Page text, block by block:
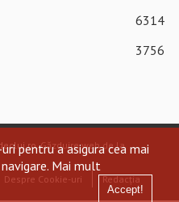
6314
3756
Găzduire web de la
Despre Cookie-uri Redacția
pentru a asigura cea mai
Mai mult
Accept!